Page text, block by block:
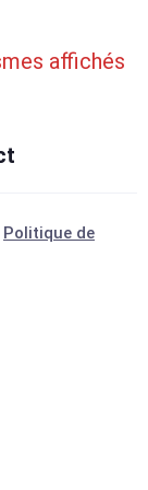
affichés
Politique de